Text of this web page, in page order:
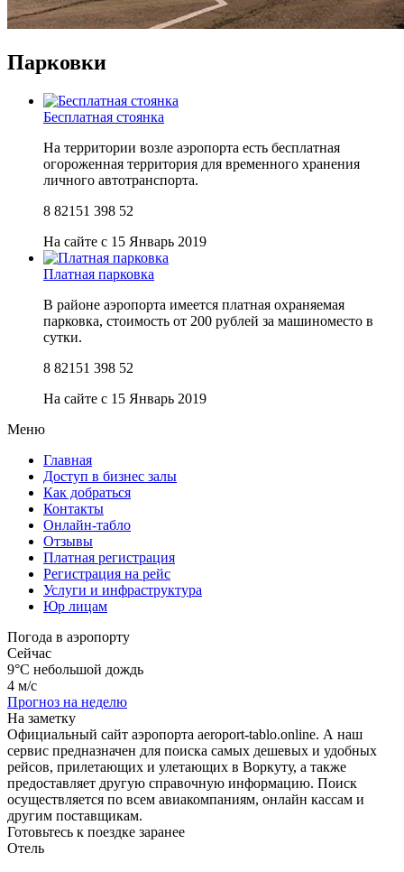
Парковки
Бесплатная стоянка
На территории возле аэропорта есть бесплатная
огороженная территория для временного хранения
личного автотранспорта.
8 82151 398 52
На сайте с 15 Январь 2019
Платная парковка
В районе аэропорта имеется платная охраняемая
парковка, стоимость от 200 рублей за машиноместо в
сутки.
8 82151 398 52
На сайте с 15 Январь 2019
Меню
Главная
Доступ в бизнес залы
Как добраться
Контакты
Онлайн-табло
Отзывы
Платная регистрация
Регистрация на рейс
Услуги и инфраструктура
Юр лицам
Погода в аэропорту
Сейчас
9°C небольшой дождь
4 м/с
Прогноз на неделю
На заметку
Официальный сайт аэропорта aeroport-tablo.online. А наш
сервис предназначен для поиска самых дешевых и удобных
рейсов, прилетающих и улетающих в Воркуту, а также
предоставляет другую справочную информацию. Поиск
осуществляется по всем авиакомпаниям, онлайн кассам и
другим поставщикам.
Готовьтесь к поездке заранее
Отель